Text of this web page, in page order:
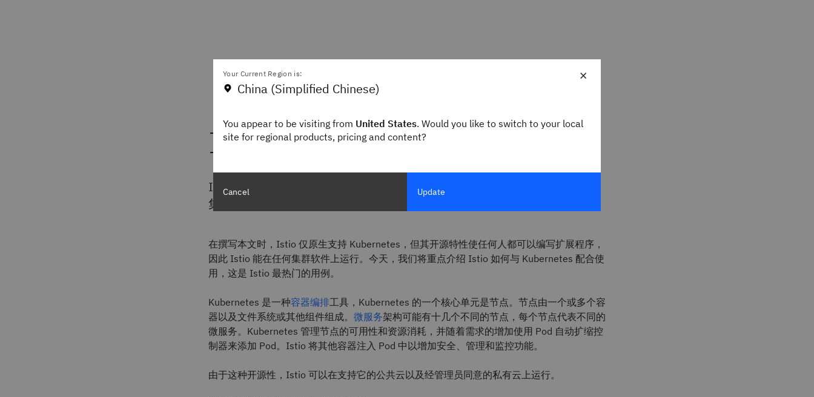
Istio 的定义
Istio 是一个可配置的开源服务网格层，能连接、监视和保护
集群中的
在撰写本文时，Istio 仅原生支持 Kubernetes，但其开源特性使任何人都可以编写扩展程序，
因此 Istio 能在任何集群软件上运行。今天，我们将重点介绍 Istio 如何与 Kubernetes 配合使
用，这是 Istio 最热门的用例。
Kubernetes 是一种容器编排工具，Kubernetes 的一个核心单元是节点。节点由一个或多个容
器以及文件系统或其他组件组成。 微服务架构可能有十几个不同的节点，每个节点代表不同的
微服务。Kubernetes 管理节点的可用性和资源消耗，并随着需求的增加使用 Pod 自动扩缩控
制器来添加 Pod。Istio 将其他容器注入 Pod 中以增加安全、管理和监控功能。
由于这种开源性，Istio 可以在支持它的公共云以及经管理员同意的私有云上运行。
×
Your Current Region is:
China (Simplified Chinese)
You appear to be visiting from United States. Would you like to switch to your local
site for regional products, pricing and content?
Cancel Update